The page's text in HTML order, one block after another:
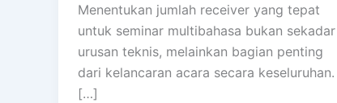
Menentukan jumlah receiver yang tepat
untuk seminar multibahasa bukan sekadar
urusan teknis, melainkan bagian penting
dari kelancaran acara secara keseluruhan.
[…]